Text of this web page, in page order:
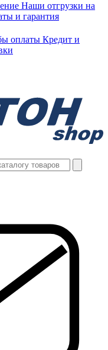
Наши отгрузки на
и гарантия
оплаты Кредит и